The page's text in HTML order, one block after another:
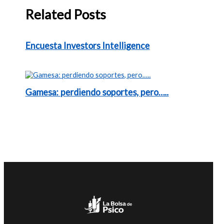
Related Posts
Encuesta Investors Intelligence
Gamesa: perdiendo soportes, pero…..